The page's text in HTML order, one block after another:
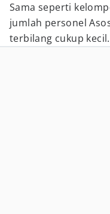
Sama seperti
jumlah personel
terbilang cukup kecil.